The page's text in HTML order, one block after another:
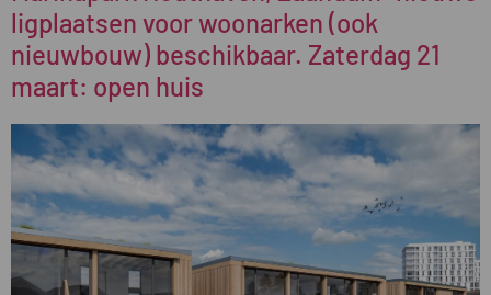
ligplaatsen voor woonarken (ook
nieuwbouw) beschikbaar. Zaterdag 21
maart: open huis